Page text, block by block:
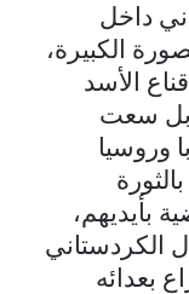
داخل
الكبيرة،
الأسد
سعت
وروسيا
بأيديهم،
الكردستاني
بعدائه